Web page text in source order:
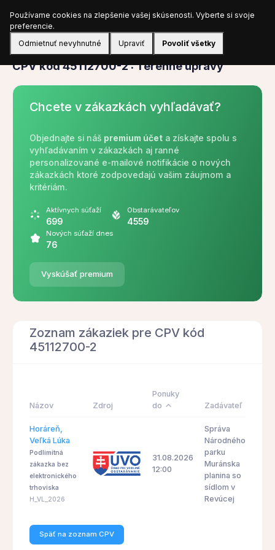
Prihlásiť sa
CPV
CPV kód 45112700-2 : Terénne úpravy
Chcete v zákazkách vyhľadávať?
Objednajte si náš premium účet a získajte spolu s
vyhľadávaním v zákazkách aj ranné
personalizované e-mailové notifikácie o nových
zákazkách ktoré zodpovedajú vašim záujmom a
kritériám.
Aktívnych súťaží
699
Obstarávateľov
4559
Nových súťaží dnes
76
Vyskúšať premium
Zoznam zákaziek pre CPV kód
45112700-2
Názov Zdroj
Ponuky
do
Zadávateľ
Horáreň,
Veľká Lúka
Podlimitná
zákazka bez
elektronického
trhoviska
H_VL_2026
31.08.2026
12:00
Správa
Národného
parku
Muránska
planina so
sídlom v
Revúcej
Späť na zoznam CPV
Používame cookies na zlepšenie vašej skúsenosti. Vyberte si svoje
preferencie.
Odmietnuť nevyhnutné
Upraviť Povoliť všetky